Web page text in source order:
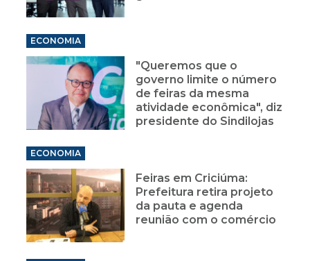
ECONOMIA
"Queremos que o
governo limite o número
de feiras da mesma
atividade econômica", diz
presidente do Sindilojas
ECONOMIA
Feiras em Criciúma:
Prefeitura retira projeto
da pauta e agenda
reunião com o comércio